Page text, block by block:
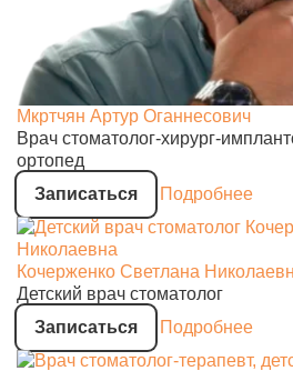
Мкртчян Артур Оганнесович
Врач стоматолог-хирург-
ортопед
Записаться
Подробнее
Кочерженко Светлана
Детский врач стоматолог
Записаться
Подробнее